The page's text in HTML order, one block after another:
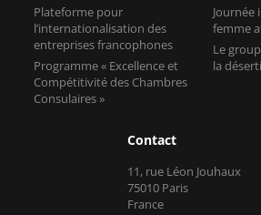
Plateforme pour
l’internationalisation des
entreprises francophones
Programme « Excellence et
Compétitivité des Chambres
Consulaires »
Journée
femme
Le
la
Contact
11, rue Léon Jouhaux
75010 Paris
France